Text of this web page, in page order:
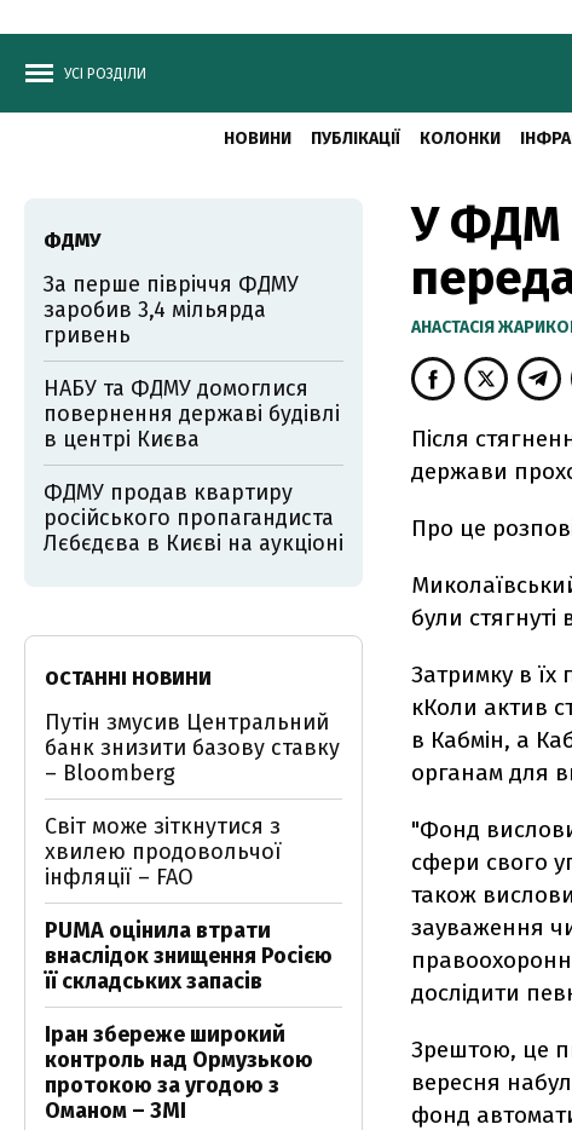
УСІ РОЗДІЛИ
НОВИНИ ПУБЛІКАЦІЇ КОЛОНКИ
У ФДМ
АНАСТАСІЯ
Після
держави
Про це
були стягнуті
Затримку в
кКоли актив
в Кабмін, а
органам для
"Фонд
сфери свого
також
зауваження
дослідити
Зрештою, це
вересня
фонд
ФДМУ
За перше півріччя ФДМУ
заробив 3,4 мільярда
гривень
НАБУ та ФДМУ домоглися
повернення державі будівлі
в центрі Києва
ФДМУ продав квартиру
російського пропагандиста
Лєбєдєва в Києві на аукціоні
ОСТАННІ НОВИНИ
Путін змусив Центральний
банк знизити базову ставку
– Bloomberg
Світ може зіткнутися з
хвилею продовольчої
інфляції – FAO
PUMA оцінила втрати
внаслідок знищення Росією
її складських запасів
Іран збереже широкий
контроль над Ормузькою
протокою за угодою з
Оманом – ЗМІ